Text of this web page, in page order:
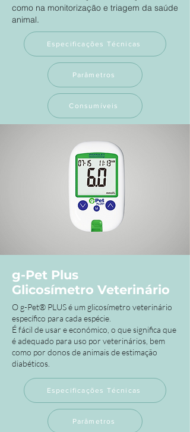
como na monitorização e triagem da saúde
animal.
Especificações Técnicas
Parâmetros
Consumíveis
g-Pet Plus
Glicosímetro Veterinário
O g-Pet® PLUS é um glicosímetro veterinário
específico para cada espécie.
É fácil de usar e económico, o que significa que
é adequado para uso por veterinários, bem
como por donos de animais de estimação
diabéticos.
Especificações Técnicas
Parâmetros